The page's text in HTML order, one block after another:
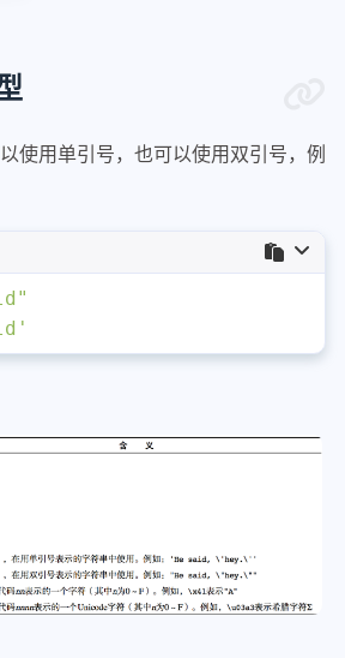
使用单引号，也可以使用双引号，例